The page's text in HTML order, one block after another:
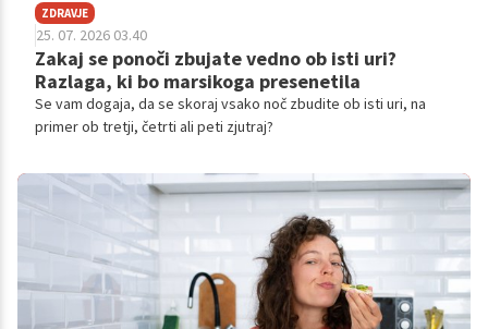
ZDRAVJE
25. 07. 2026 03.40
Zakaj se ponoči zbujate vedno ob isti uri?
Razlaga, ki bo marsikoga presenetila
Se vam dogaja, da se skoraj vsako noč zbudite ob isti uri, na
primer ob tretji, četrti ali peti zjutraj?